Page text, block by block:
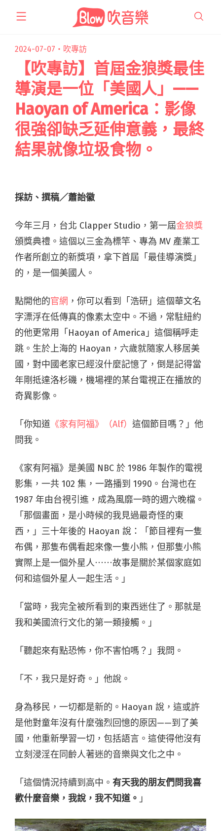
2024-07-07・ 吹專訪
【吹專訪】首屆金狼獎最佳
導演是一位「美國人」——
Haoyan of America：影像
很強卻缺乏延伸意義，最終
結果就像垃圾食物。
採訪、撰稿／蕭詒徽
今年三月，台北 Clapper Studio，第一屆金狼獎
頒獎典禮。這個以三金為標竿、專為 MV 產業工
作者所創立的新獎項，拿下首屆「最佳導演獎」
的，是一個美國人。
點開他的官網 ，你可以看到「浩研」這個華文名
字漂浮在低傳真的像素太空中。不過，常駐紐約
的他更常用「Haoyan of America」這個稱呼走
跳。生於上海的 Haoyan，六歲就隨家人移居美
國，對中國老家已經沒什麼記憶了，倒是記得當
年剛抵達洛杉磯，機場裡的某台電視正在播放的
奇異影像。
「你知道 《家有阿福》（Alf） 這個節目嗎？」他
問我。
《家有阿福》是美國 NBC 於 1986 年製作的電視
影集，一共 102 集，一路播到 1990。台灣也在
1987 年由台視引進，成為風靡一時的週六晚檔。
「那個畫面，是小時候的我見過最奇怪的東
西，」三十年後的 Haoyan 說：「節目裡有一隻
布偶，那隻布偶看起來像一隻小熊，但那隻小熊
實際上是一個外星人⋯⋯故事是關於某個家庭如
何和這個外星人一起生活。」
「當時，我完全被所看到的東西迷住了。那就是
我和美國流行文化的第一類接觸。」
「聽起來有點恐怖，你不害怕嗎？」我問。
「不，我只是好奇。」他說。
身為移民，一切都是新的。Haoyan 說，這或許
是他對童年沒有什麼強烈回憶的原因——到了美
國，他重新學習一切，包括語言。這使得他沒有
立刻浸淫在同齡人著迷的音樂與文化之中。
「這個情況持續到高中。 有天我的朋友們問我喜
歡什麼音樂，我說，我不知道。 」